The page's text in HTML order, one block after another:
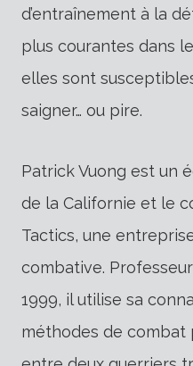
d’entraînement à la
plus courantes dans
elles sont
saigner… ou pire.
Patrick Vuong est un
de la Californie et le
Tactics, une
combative.
1999, il utilise sa
méthodes de combat